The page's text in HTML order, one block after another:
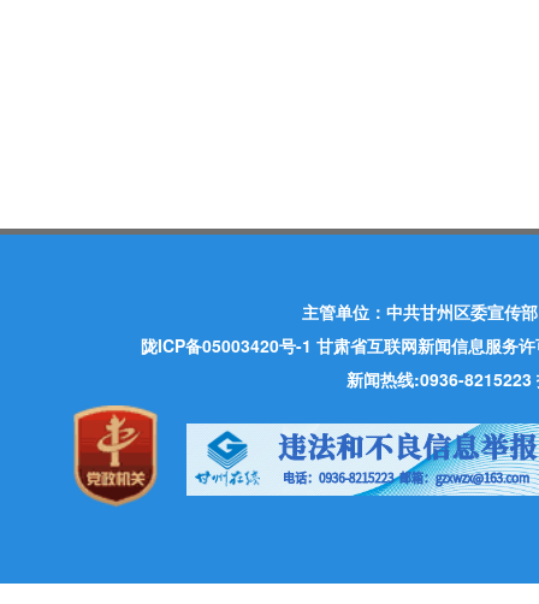
主管单位：中共甘州区委宣传
陇ICP备05003420号-1 甘肃省互联网新闻信息服务
新闻热线:0936-8215223